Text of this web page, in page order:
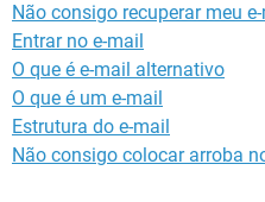
Não consigo recuperar meu
Entrar no e-mail
O que é e-mail alternativo
O que é um e-mail
Estrutura do e-mail
Não consigo colocar arroba